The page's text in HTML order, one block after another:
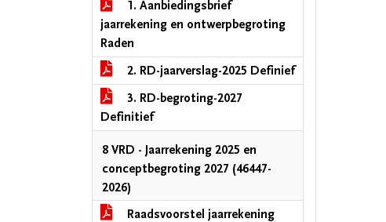
1. Aanbiedingsbrief
jaarrekening en ontwerpbegroting
Raden
2. RD-jaarverslag-2025 Definief
3. RD-begroting-2027
Definitief
8 VRD - Jaarrekening 2025 en
conceptbegroting 2027 (46447-
2026)
Raadsvoorstel jaarrekening